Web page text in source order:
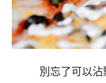
別忘了可以